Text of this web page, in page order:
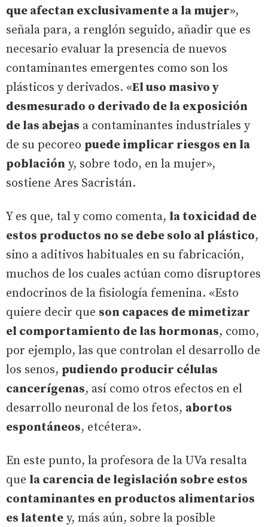
que afectan exclusivamente a la mujer»,
señala para, a renglón seguido, añadir que es
necesario evaluar la presencia de nuevos
contaminantes emergentes como son los
plásticos y derivados. «El uso masivo y
desmesurado o derivado de la exposición
de las abejas a contaminantes industriales y
de su pecoreo puede implicar riesgos en la
población y, sobre todo, en la mujer»,
sostiene Ares Sacristán.
Y es que, tal y como comenta, la toxicidad de
estos productos no se debe solo al plástico,
sino a aditivos habituales en su fabricación,
muchos de los cuales actúan como disruptores
endocrinos de la fisiología femenina. «Esto
quiere decir que son capaces de mimetizar
el comportamiento de las hormonas, como,
por ejemplo, las que controlan el desarrollo de
los senos, pudiendo producir células
cancerígenas, así como otros efectos en el
desarrollo neuronal de los fetos, abortos
espontáneos, etcétera».
En este punto, la profesora de la UVa resalta
que la carencia de legislación sobre estos
contaminantes en productos alimentarios
es latente y, más aún, sobre la posible